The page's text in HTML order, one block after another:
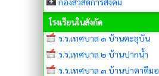
โรงเรียนในสังกัด
ร.ร.เทศบาล ๑ บ้านตะลุบัน
ร.ร.เทศบาล ๒ บ้านปากน้ำ
ร.ร.เทศบาล ๓ บ้านปาตาตีมอ